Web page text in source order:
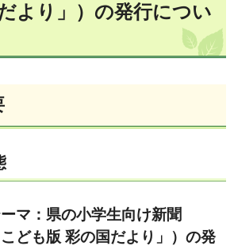
より」）の発行につい
マ：県の小学生向け新聞
こども版 彩の国だより」）の発